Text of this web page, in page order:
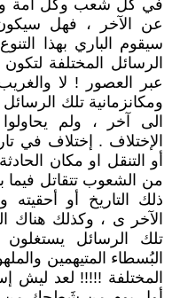
في كل شعب وكل امة
عن الآخر ، فهل
سيقوم الباري بهذا
الرسائل المختلفة
عبر العصور ! لا
ومكانزمانية تلك
الى آخر ، ولم
الإختلاف . إختلاف في
أو التنقل او مكان
من الشعوب تتقاتل
ذلك التاريخ أو
الآخر ى ، وكذلك هناك
تلك الرسائل
البُسطاء المتيهمين
المختلفة !!!!! لعد